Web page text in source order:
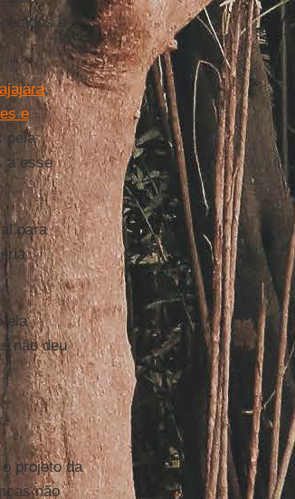
e
,
e
pela
a esse
para
ela
não deu
projeto da
não